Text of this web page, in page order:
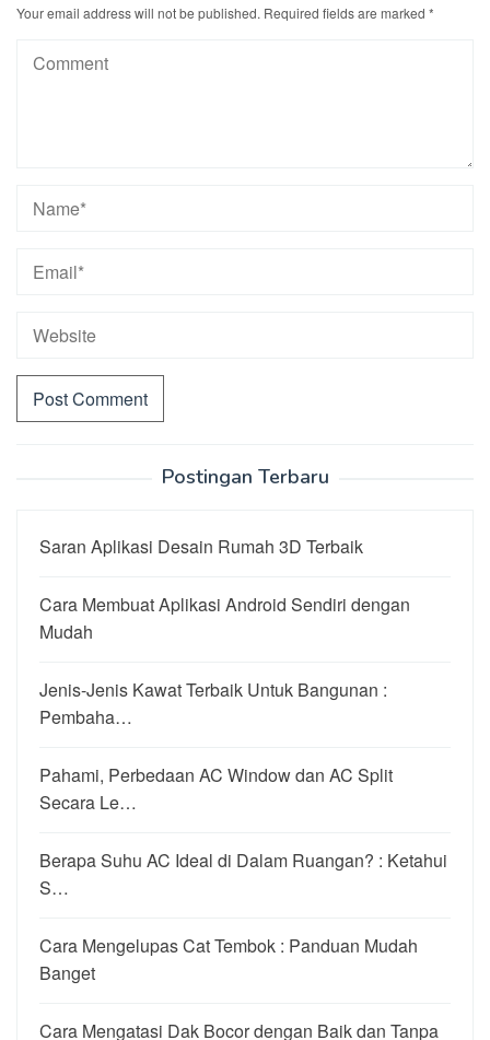
Your email address will not be published. Required fields are marked *
Postingan Terbaru
Saran Aplikasi Desain Rumah 3D Terbaik
Cara Membuat Aplikasi Android Sendiri dengan
Mudah
Jenis-Jenis Kawat Terbaik Untuk Bangunan :
Pembaha…
Pahami, Perbedaan AC Window dan AC Split
Secara Le…
Berapa Suhu AC Ideal di Dalam Ruangan? : Ketahui
S…
Cara Mengelupas Cat Tembok : Panduan Mudah
Banget
Cara Mengatasi Dak Bocor dengan Baik dan Tanpa